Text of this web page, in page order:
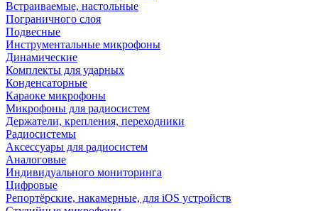
Встраиваемые, настольные
Пограничного слоя
Подвесные
Инструментальные микрофоны
Динамические
Комплекты для ударных
Конденсаторные
Караоке микрофоны
Микрофоны для радиосистем
Держатели, крепления, переходники
Радиосистемы
Аксессуары для радиосистем
Аналоговые
Индивидуального мониторинга
Цифровые
Репортёрские, накамерные, для iOS устройств